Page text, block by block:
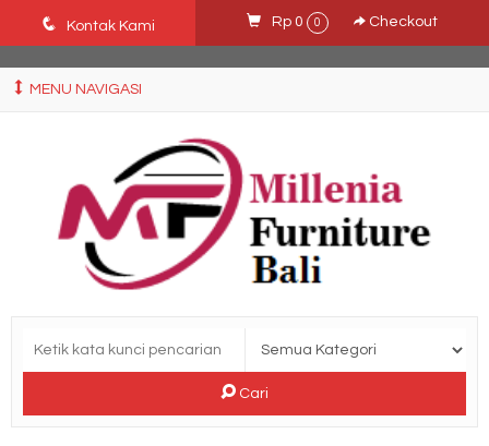
Ffn26mCseQzwzJTw3smpNE8Nti1cAw6hYZWaSDjvoqs
q Kontak Kami Rp 0 0 Checkout
MENU NAVIGASI
Cari